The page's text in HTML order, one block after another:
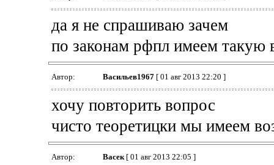
да я не спрашиваю зачем
по законам рфпл имеем такую
Автор: Васильев1967[ 01 авг 2013 22:20 ]
хочу повторить вопрос
чисто теоретицки мы имеем
Автор: Васек[ 01 авг 2013 22:05 ]